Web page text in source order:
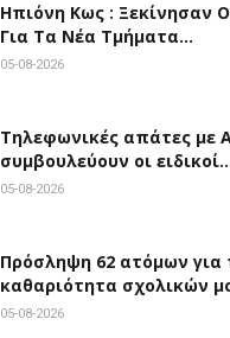
Ηπιόνη Κως : Ξεκίνησαν
Για Τα Νέα Τμήματα…
05-08-2026
Τηλεφωνικές απάτες με
συμβουλεύουν οι
05-08-2026
Πρόσληψη 62 ατόμων για
καθαριότητα σχολικών
05-08-2026